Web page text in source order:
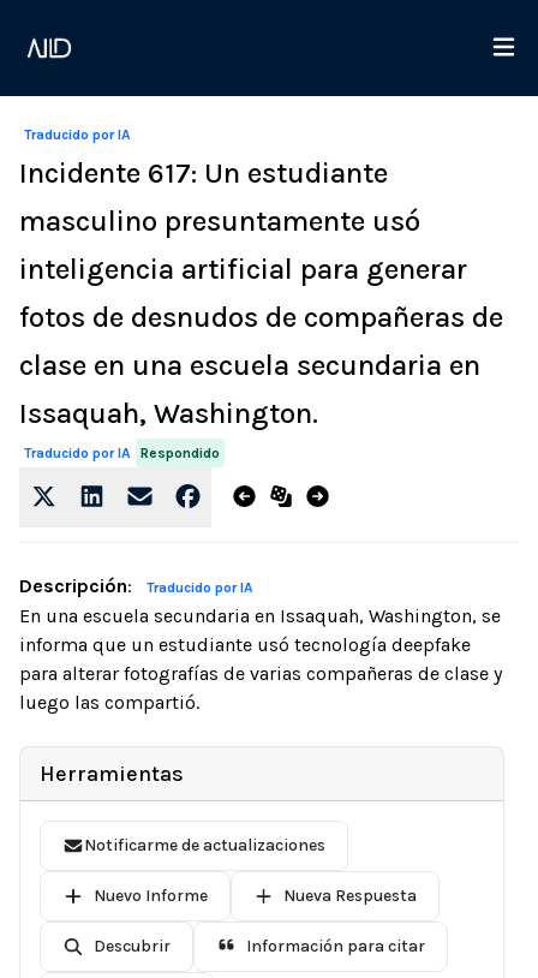
Traducido por IA
Incidente 617: Un estudiante
masculino presuntamente usó
inteligencia artificial para generar
fotos de desnudos de compañeras de
clase en una escuela secundaria en
Issaquah, Washington.
Traducido por IA Respondido
Descripción: Traducido por IA
En una escuela secundaria en Issaquah, Washington, se
informa que un estudiante usó tecnología deepfake
para alterar fotografías de varias compañeras de clase y
luego las compartió.
Herramientas
Notificarme de actualizaciones
Nuevo Informe Nueva Respuesta
Descubrir Información para citar